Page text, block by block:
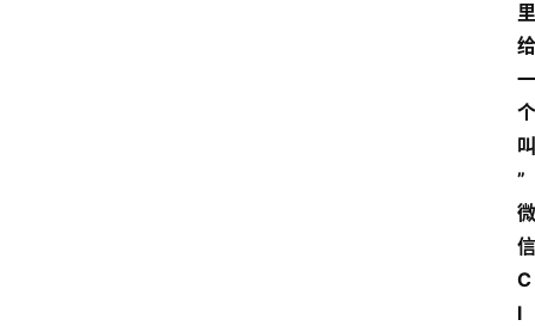
里
给
一
个
叫
”
微
信
C
l